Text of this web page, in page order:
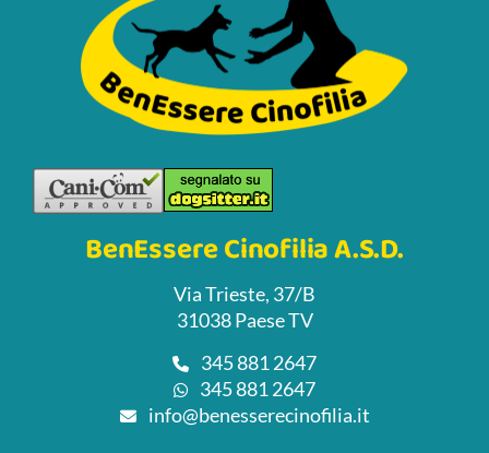
BenEssere Cinofilia A.S.D.
Via Trieste, 37/B
31038 Paese TV
345 881 2647
345 881 2647
info@benesserecinofilia.it